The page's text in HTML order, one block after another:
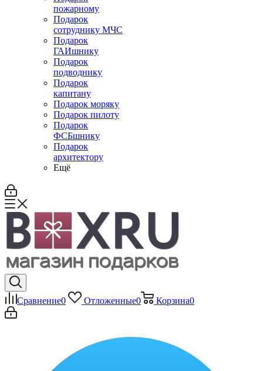
пожарному
Подарок
сотруднику МЧС
Подарок
ГАИшнику
Подарок
подводнику
Подарок
капитану
Подарок моряку
Подарок пилоту
Подарок
ФСБшнику
Подарок
архитектору
Ещё
Сравнение0 Отложенные0 Корзина0